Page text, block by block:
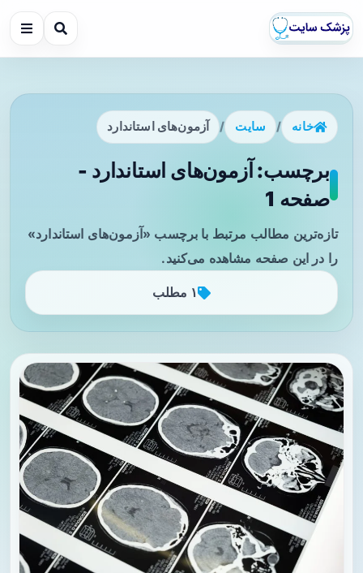
خانه / سایت / آزمون‌های استاندارد
برچسب: آزمون‌های استاندارد -
صفحه 1
تازه‌ترین مطالب مرتبط با برچسب «آزمون‌های استاندارد»
را در این صفحه مشاهده می‌کنید.
۱ مطلب